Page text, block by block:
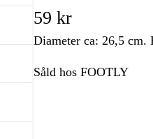
59 kr
Diameter ca: 26,5 cm.
Såld hos FOOTLY